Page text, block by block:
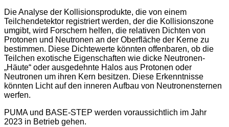
Die Analyse der Kollisionsprodukte, die von einem
Teilchendetektor registriert werden, der die Kollisionszone
umgibt, wird Forschern helfen, die relativen Dichten von
Protonen und Neutronen an der Oberfläche der Kerne zu
bestimmen. Diese Dichtewerte könnten offenbaren, ob die
Teilchen exotische Eigenschaften wie dicke Neutronen-
„Häute“ oder ausgedehnte Halos aus Protonen oder
Neutronen um ihren Kern besitzen. Diese Erkenntnisse
könnten Licht auf den inneren Aufbau von Neutronensternen
werfen.
PUMA und BASE-STEP werden voraussichtlich im Jahr
2023 in Betrieb gehen.